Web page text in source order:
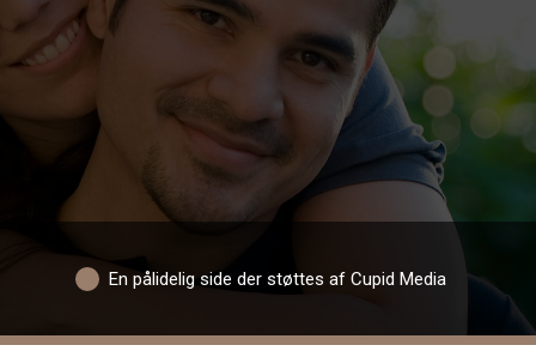
En pålidelig side der støttes af Cupid Media